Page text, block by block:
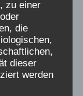
zu einer
die
dieser
werden